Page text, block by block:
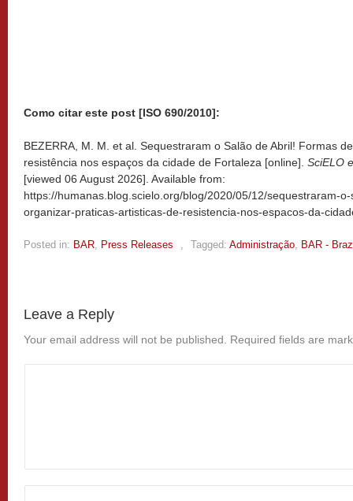
Como citar este post [ISO 690/2010]:
BEZERRA, M. M. et al. Sequestraram o Salão de Abril! Formas
resistência nos espaços da cidade de Fortaleza [online]. SciELO
[viewed 06 August 2026]. Available from:
https://humanas.blog.scielo.org/blog/2020/05/12/sequestraram-
organizar-praticas-artisticas-de-resistencia-nos-espacos-da-
Posted in: BAR Press Releases Tagged: Administração BAR -
Leave a Reply
Your email address will not be published. Required fields are